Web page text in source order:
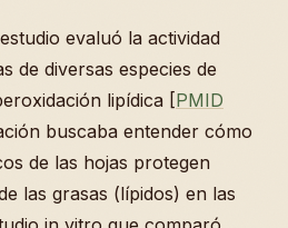
evaluó la actividad
de diversas especies de
lipídica [PMID
buscaba entender cómo
de las hojas protegen
las grasas (lípidos) en las